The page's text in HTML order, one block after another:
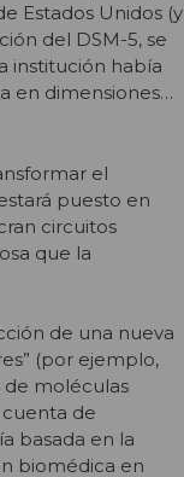
Estados Unidos (y
del DSM-5, se
institución había
en dimensiones…
el
puesto en
circuitos
que la
de una nueva
(por ejemplo,
de moléculas
de
basada en la
biomédica en